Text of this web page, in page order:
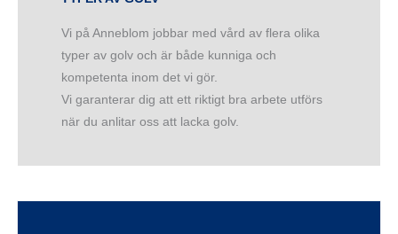
Vi på Anneblom jobbar med vård av flera olika
typer av golv och är både kunniga och
kompetenta inom det vi gör.
Vi garanterar dig att ett riktigt bra arbete utförs
när du anlitar oss att lacka golv.